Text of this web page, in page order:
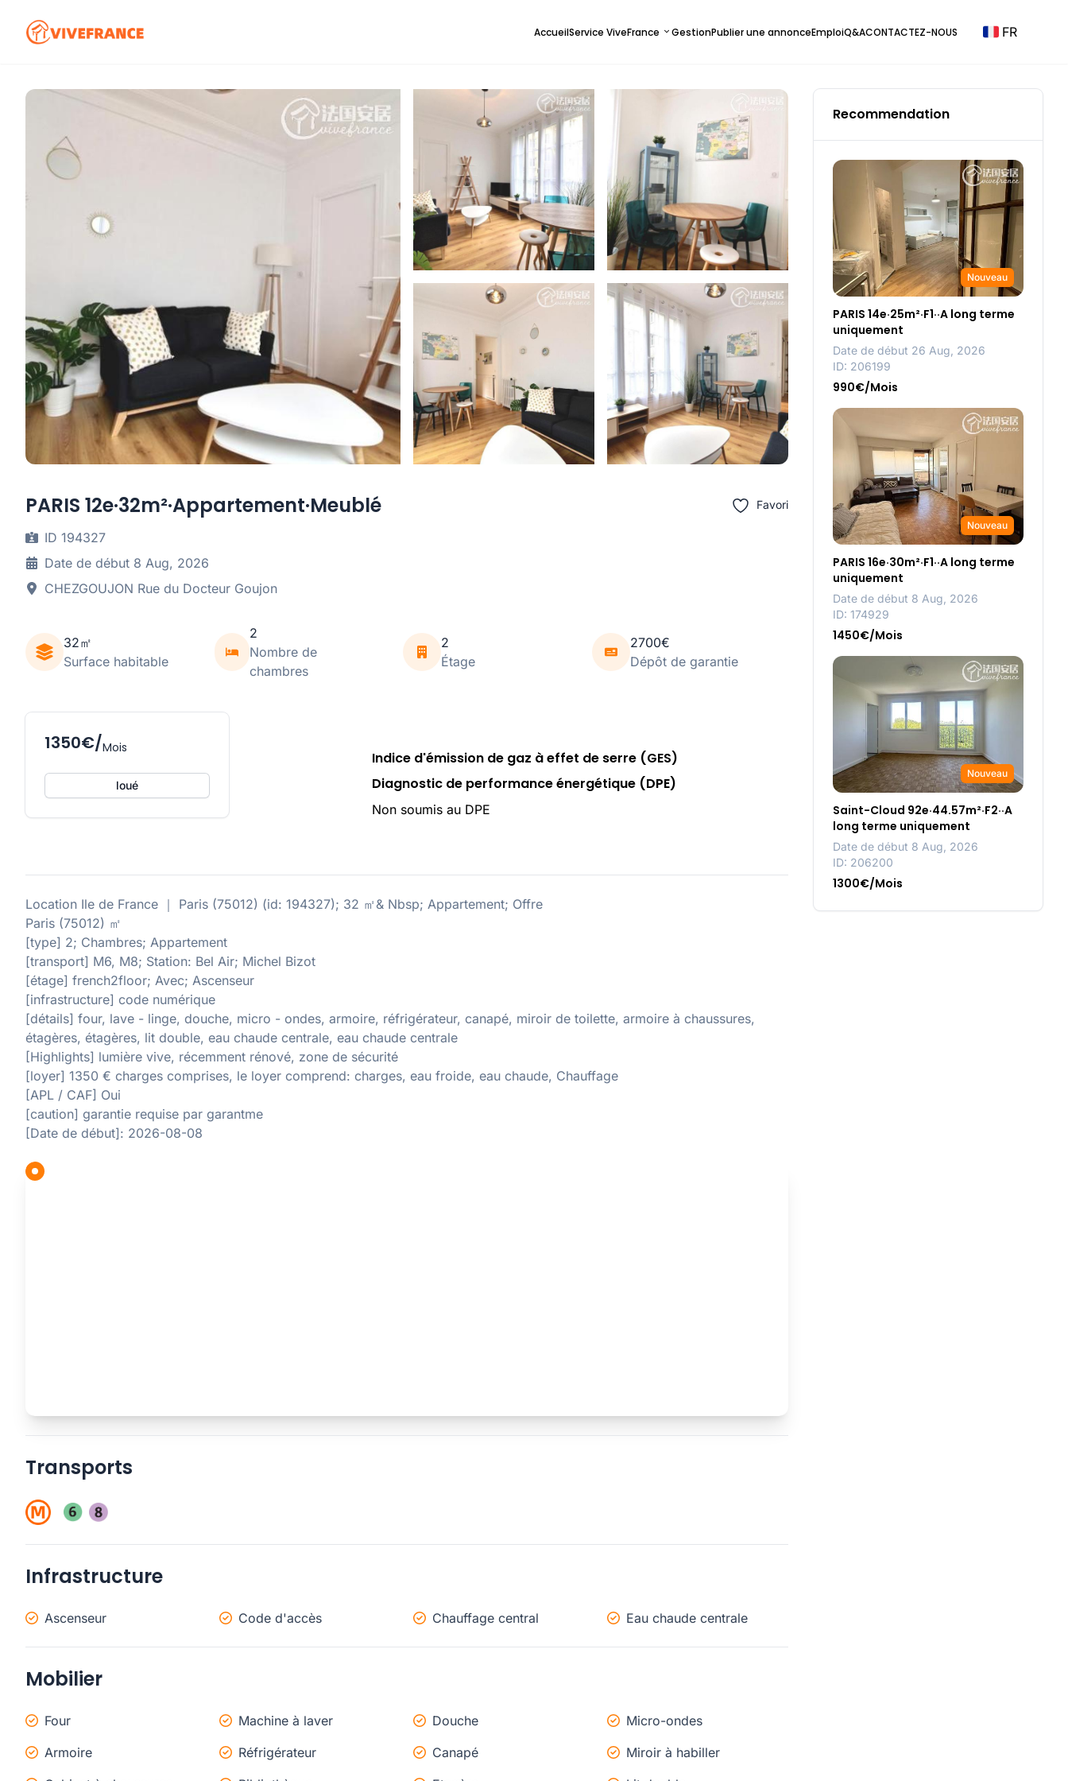
AccueilService ViveFrance GestionPublier une annonceEmploiQ&ACONTACTEZ-NOUS FR
PARIS 12e·32m²·Appartement·Meublé Favori
ID 194327
Date de début 8 Aug, 2026
CHEZGOUJON Rue du Docteur Goujon
32㎡
Surface habitable
2
Nombre de
chambres
2
Étage
2700€
Dépôt de garantie
1350€/Mois
loué
Indice d'émission de gaz à effet de serre (GES)
Diagnostic de performance énergétique (DPE)
Non soumis au DPE
Location Ile de France ｜ Paris (75012) (id: 194327); 32 ㎡& Nbsp; Appartement; Offre
Paris (75012) ㎡
[type] 2; Chambres; Appartement
[transport] M6, M8; Station: Bel Air; Michel Bizot
[étage] french2floor; Avec; Ascenseur
[infrastructure] code numérique
[détails] four, lave - linge, douche, micro - ondes, armoire, réfrigérateur, canapé, miroir de toilette, armoire à chaussures,
étagères, étagères, lit double, eau chaude centrale, eau chaude centrale
[Highlights] lumière vive, récemment rénové, zone de sécurité
[loyer] 1350 € charges comprises, le loyer comprend: charges, eau froide, eau chaude, Chauffage
[APL / CAF] Oui
[caution] garantie requise par garantme
[Date de début]: 2026-08-08
Transports
Infrastructure
Ascenseur Code d'accès Chauffage central Eau chaude centrale
Mobilier
Four Machine à laver Douche
Micro-ondes
Armoire
Réfrigérateur Canapé
Miroir à habiller
Recommendation
Nouveau
PARIS 14e·25m²·F1··A long terme
uniquement
Date de début 26 Aug, 2026
ID: 206199
990€/Mois
Nouveau
PARIS 16e·30m²·F1··A long terme
uniquement
Date de début 8 Aug, 2026
ID: 174929
1450€/Mois
Nouveau
Saint-Cloud 92e·44.57m²·F2··A
long terme uniquement
Date de début 8 Aug, 2026
ID: 206200
1300€/Mois